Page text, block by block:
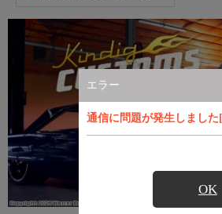
エラー
通信に問題が発生しまし
OK